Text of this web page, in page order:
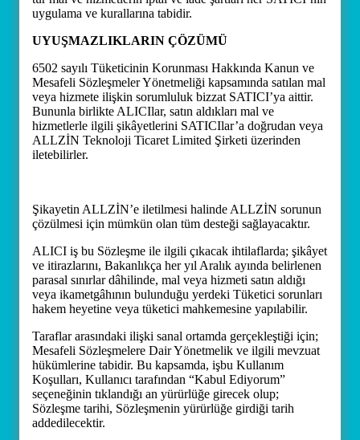
uygulama ve kurallarına tabidir.
UYUŞMAZLIKLARIN ÇÖZÜMÜ
6502 sayılı Tüketicinin Korunması Hakkında Kanun ve
Mesafeli Sözleşmeler Yönetmeliği kapsamında satılan mal
veya hizmete ilişkin sorumluluk bizzat SATICI’ya aittir.
Bununla birlikte ALICIlar, satın aldıkları mal ve
hizmetlerle ilgili şikâyetlerini SATICIlar’a doğrudan veya
ALLZİN Teknoloji Ticaret Limited Şirketi üzerinden
iletebilirler.
Şikayetin ALLZİN’e iletilmesi halinde ALLZİN sorunun
çözülmesi için mümkün olan tüm desteği sağlayacaktır.
ALICI iş bu Sözleşme ile ilgili çıkacak ihtilaflarda; şikâyet
ve itirazlarını, Bakanlıkça her yıl Aralık ayında belirlenen
parasal sınırlar dâhilinde, mal veya hizmeti satın aldığı
veya ikametgâhının bulunduğu yerdeki Tüketici sorunları
hakem heyetine veya tüketici mahkemesine yapılabilir.
Taraflar arasındaki ilişki sanal ortamda gerçekleştiği için;
Mesafeli Sözleşmelere Dair Yönetmelik ve ilgili mevzuat
hükümlerine tabidir. Bu kapsamda, işbu Kullanım
Koşulları, Kullanıcı tarafından “Kabul Ediyorum”
seçeneğinin tıklandığı an yürürlüğe girecek olup;
Sözleşme tarihi, Sözleşmenin yürürlüğe girdiği tarih
addedilecektir.